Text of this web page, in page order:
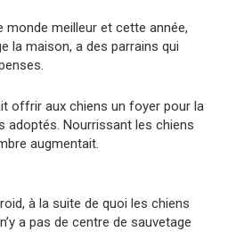
monde meilleur et cette année,
la maison, a des parrains qui
offrir aux chiens un foyer pour la
adoptés. Nourrissant les chiens
augmentait.
à la suite de quoi les chiens
a pas de centre de sauvetage